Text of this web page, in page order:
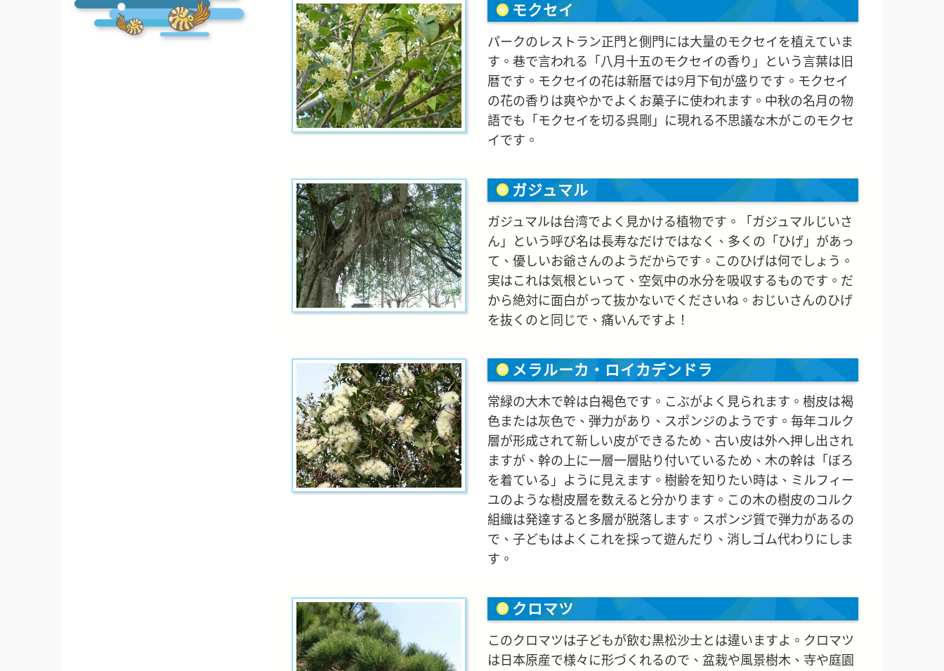
モクセイ
パークのレストラン正門と側門には大量のモクセイを植えていま
す。巷で言われる「八月十五のモクセイの香り」という言葉は旧
暦です。モクセイの花は新暦では9月下旬が盛りです。モクセイ
の花の香りは爽やかでよくお菓子に使われます。中秋の名月の物
語でも「モクセイを切る呉剛」に現れる不思議な木がこのモクセ
イです。
ガジュマル
ガジュマルは台湾でよく見かける植物です。「ガジュマルじいさ
ん」という呼び名は長寿なだけではなく、多くの「ひげ」があっ
て、優しいお爺さんのようだからです。このひげは何でしょう。
実はこれは気根といって、空気中の水分を吸収するものです。だ
から絶対に面白がって抜かないでくださいね。おじいさんのひげ
を抜くのと同じで、痛いんですよ！
メラルーカ・ロイカデンドラ
常緑の大木で幹は白褐色です。こぶがよく見られます。樹皮は褐
色または灰色で、弾力があり、スポンジのようです。毎年コルク
層が形成されて新しい皮ができるため、古い皮は外へ押し出され
ますが、幹の上に一層一層貼り付いているため、木の幹は「ぼろ
を着ている」ように見えます。樹齢を知りたい時は、ミルフィー
ユのような樹皮層を数えると分かります。この木の樹皮のコルク
組織は発達すると多層が脱落します。スポンジ質で弾力があるの
で、子どもはよくこれを採って遊んだり、消しゴム代わりにしま
す。
クロマツ
このクロマツは子どもが飲む黒松沙士とは違いますよ。クロマツ
は日本原産で様々に形づくれるので、盆栽や風景樹木、寺や庭園